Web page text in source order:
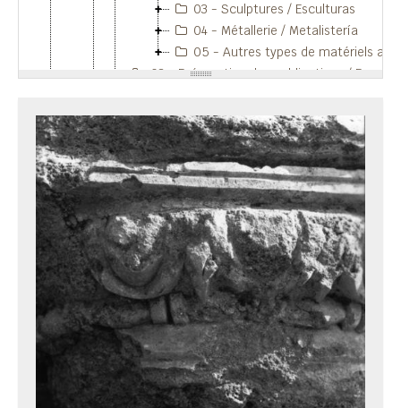
03 - Sculptures / Esculturas
04 - Métallerie / Metalistería
05 - Autres types de matériels archéologiques / Otros tipos de materiales arqueológicos
03 - Préparation des publications / Preparación de publicaciones
12 - Place méridionale / Plaza meridional
13 - Portes et rempart / Puertas y muralla
14 - Quartier artisanal / Barrio artesanal
15 - Salle des archives (Tabularium) / Sala de los archivos (Tabularium)
16 - Salle des magistrats (Schola) / Sala de los magistrados (Schola)
17 - Salle de vote / Sala de votación
18 - Salle D / Sala D
19 - Sanctuaire d’Isis / Santuario de Isis
20 - Structures hydrauliques / Infraestructuras hidráulicas
21 - Tabernae (boutiques / tiendas)
22 - Temples du Capitole / Templos del Capitolio
23 - Terrasse des temples / Terraza de los templos
24 - Théâtre / Teatro
25 - Thermes urbains / Termas urbanas